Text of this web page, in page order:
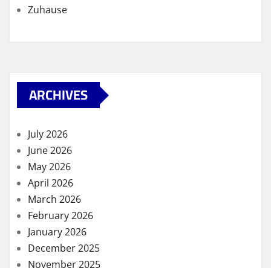
Zuhause
ARCHIVES
July 2026
June 2026
May 2026
April 2026
March 2026
February 2026
January 2026
December 2025
November 2025